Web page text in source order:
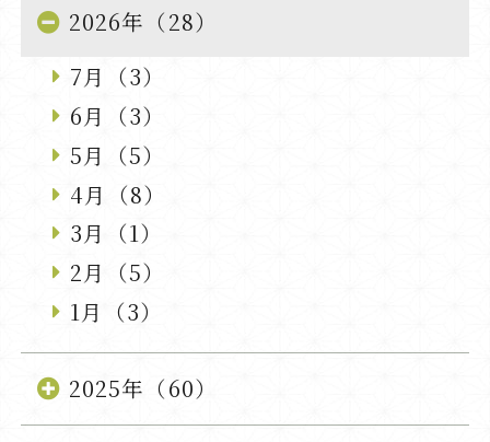
2026年（28）
7月（3）
6月（3）
5月（5）
4月（8）
3月（1）
2月（5）
1月（3）
2025年（60）